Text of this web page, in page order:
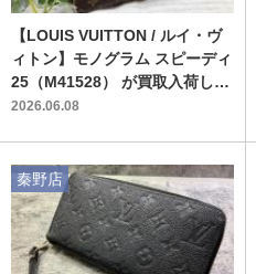
【LOUIS VUITTON / ルイ・ヴ
ィトン】モノグラム スピーディ
25（M41528） が買取入荷しま
した！
2026.06.08
秦野店